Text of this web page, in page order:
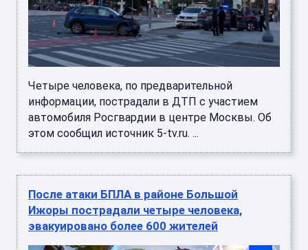
Четыре человека, по предварительной
информации, пострадали в ДТП с участием
автомобиля Росгвардии в центре Москвы. Об
этом сообщил источник 5-tv.ru. ...
После атаки БПЛА в районе Большой
Ижоры пострадали четыре человека,
эвакуировано более 600 жителей